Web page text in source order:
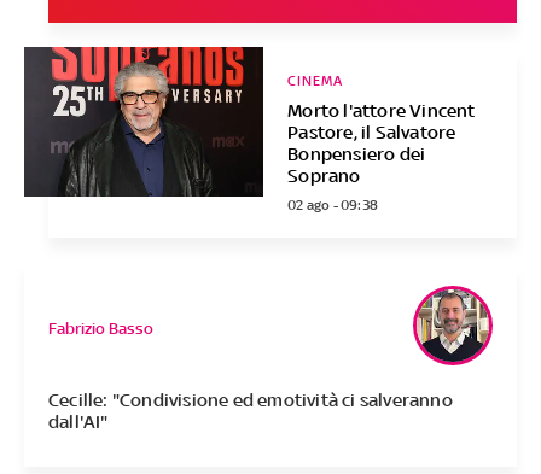
Morto l'attore Vincent
Pastore, il Salvatore
Bonpensiero dei
Soprano
CINEMA
02 ago - 09:38
Cecille: "Condivisione ed emotività ci salveranno
dall'AI"
Fabrizio Basso